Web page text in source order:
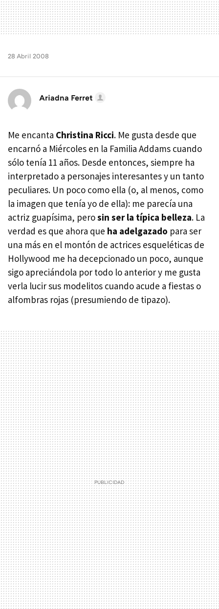
28 Abril 2008
Ariadna Ferret
Me encanta Christina Ricci. Me gusta desde que
encarnó a Miércoles en la Familia Addams cuando
sólo tenía 11 años. Desde entonces, siempre ha
interpretado a personajes interesantes y un tanto
peculiares. Un poco como ella (o, al menos, como
la imagen que tenía yo de ella): me parecía una
actriz guapísima, perosin ser la típica belleza. La
verdad es que ahora que ha adelgazado para ser
una más en el montón de actrices esqueléticas de
Hollywood me ha decepcionado un poco, aunque
sigo apreciándola por todo lo anterior y me gusta
verla lucir sus modelitos cuando acude a fiestas o
alfombras rojas (presumiendo de tipazo).